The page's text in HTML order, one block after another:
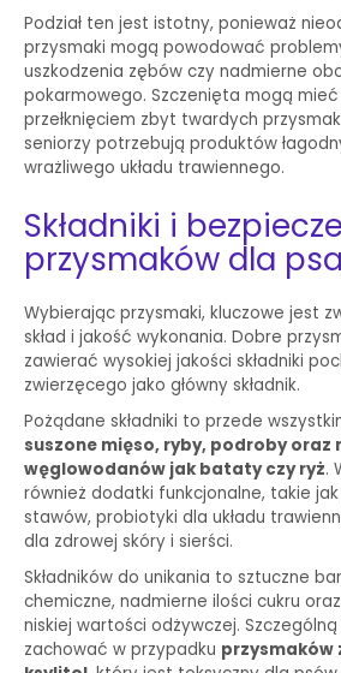
Podział ten jest istotny, ponieważ
przysmaki mogą powodować
uszkodzenia zębów czy nadmierne
pokarmowego. Szczenięta mogą
przełknięciem zbyt twardych
seniorzy potrzebują produktów
wrażliwego układu trawiennego.
Składniki i
przysmaków dla psa
Wybierając przysmaki, kluczowe jest
skład i jakość wykonania. Dobre
zawierać wysokiej jakości składniki
zwierzęcego jako główny składnik.
Pożądane składniki to przede
suszone mięso, ryby, podroby oraz
węglowodanów jak bataty czy ryż.
również dodatki funkcjonalne, takie
stawów, probiotyki dla układu
dla zdrowej skóry i sierści.
Składników do unikania to sztuczne
chemiczne, nadmierne ilości cukru
niskiej wartości odżywczej.
zachować w przypadku przysmaków